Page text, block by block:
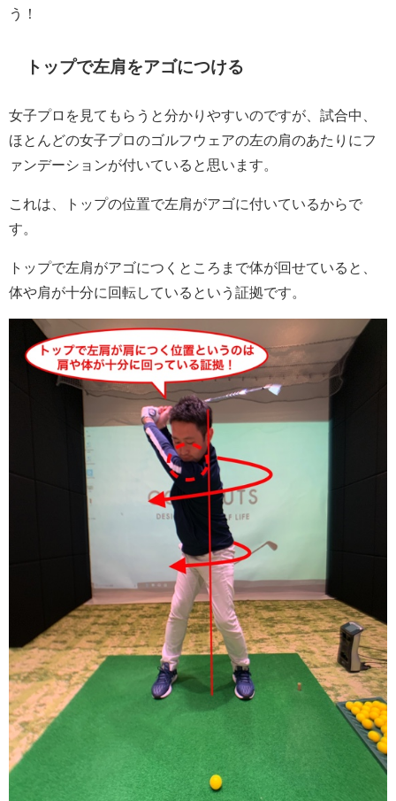
う！
トップで左肩をアゴにつける
女子プロを見てもらうと分かりやすいのですが、試合中、
ほとんどの女子プロのゴルフウェアの左の肩のあたりにフ
ァンデーションが付いていると思います。
これは、トップの位置で左肩がアゴに付いているからで
す。
トップで左肩がアゴにつくところまで体が回せていると、
体や肩が十分に回転しているという証拠です。